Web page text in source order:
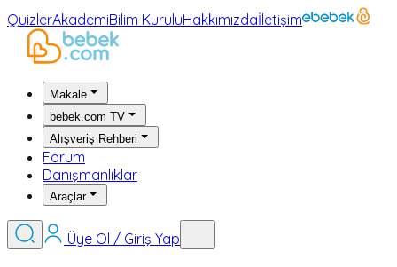
QuizlerAkademiBilim KuruluHakkımızdaİletişim
Makale
bebek.com TV
Alışveriş Rehberi
Forum
Danışmanlıklar
Araçlar
Üye Ol / Giriş Yap